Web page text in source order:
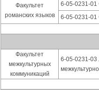
Факультет
романских языков
6-05-0231-01
6-05-0231-01
Факультет
межкультурных
коммуникаций
6-05-0231-03